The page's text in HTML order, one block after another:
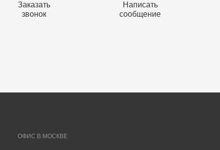
Заказать
звонок
Написать
сообщение
ОФИС В МОСКВЕ